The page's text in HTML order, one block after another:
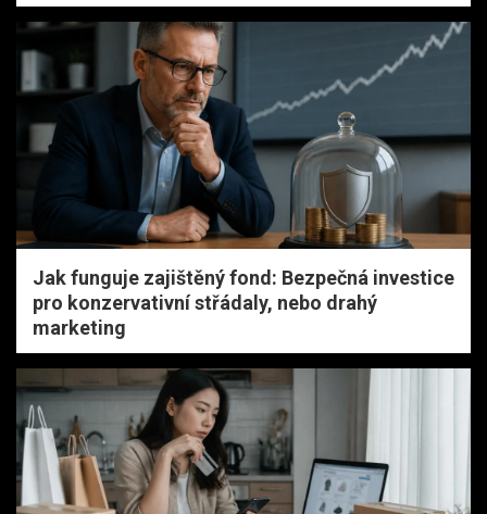
Jak funguje zajištěný fond: Bezpečná investice
pro konzervativní střádaly, nebo drahý
marketing